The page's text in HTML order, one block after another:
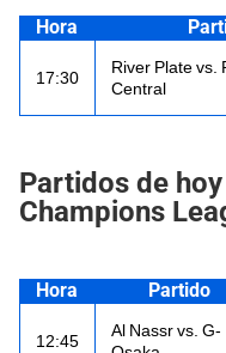
Hora
17:30
River Plate vs.
Central
Partidos de
Champions
Hora Partido
12:45
Al Nassr vs. G-